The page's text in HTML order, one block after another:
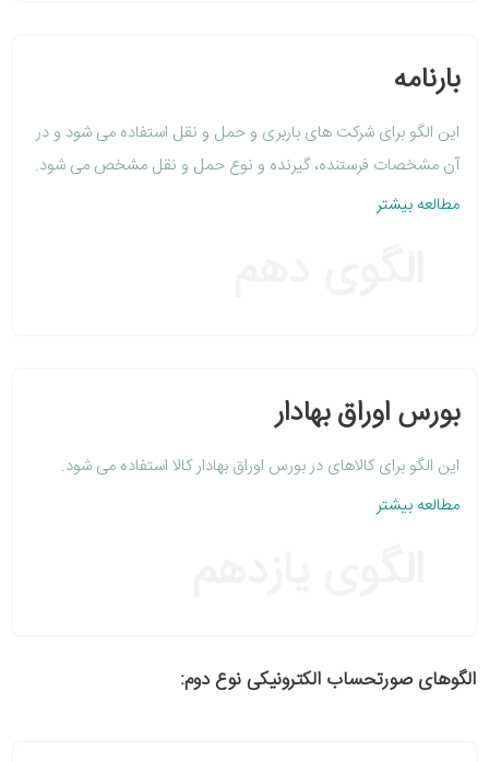
بارنامه
این الگو برای شرکت های باربری و حمل و نقل استفاده می شود و در
آن مشخصات فرستنده، گیرنده و نوع حمل و نقل مشخص می شود.
مطالعه بیشتر
بورس اوراق بهادار
این الگو برای کالاهای در بورس اوراق بهادار کالا استفاده می شود.
مطالعه بیشتر
الگوهای صورتحساب الکترونیکی نوع دوم: